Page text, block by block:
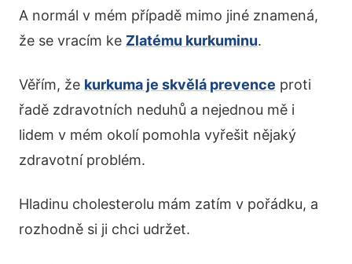
A normál v mém případě mimo jiné znamená,
že se vracím ke Zlatému kurkuminu.
Věřím, že kurkuma je skvělá prevence proti
řadě zdravotních neduhů a nejednou mě i
lidem v mém okolí pomohla vyřešit nějaký
zdravotní problém.
Hladinu cholesterolu mám zatím v pořádku, a
rozhodně si ji chci udržet.